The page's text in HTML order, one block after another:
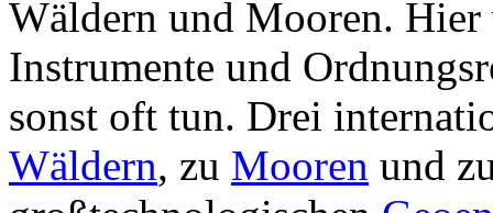
Wäldern und Mooren.
Instrumente und
sonst oft tun. Drei
Wäldern, zu Mooren und